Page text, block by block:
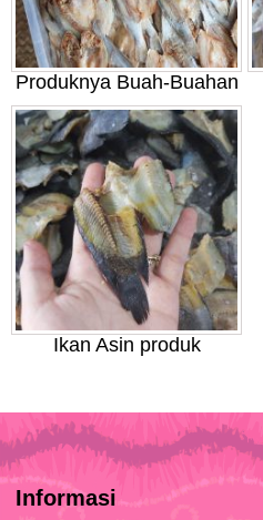
Produknya Buah-Buahan
Ikan Asin produk
Informasi